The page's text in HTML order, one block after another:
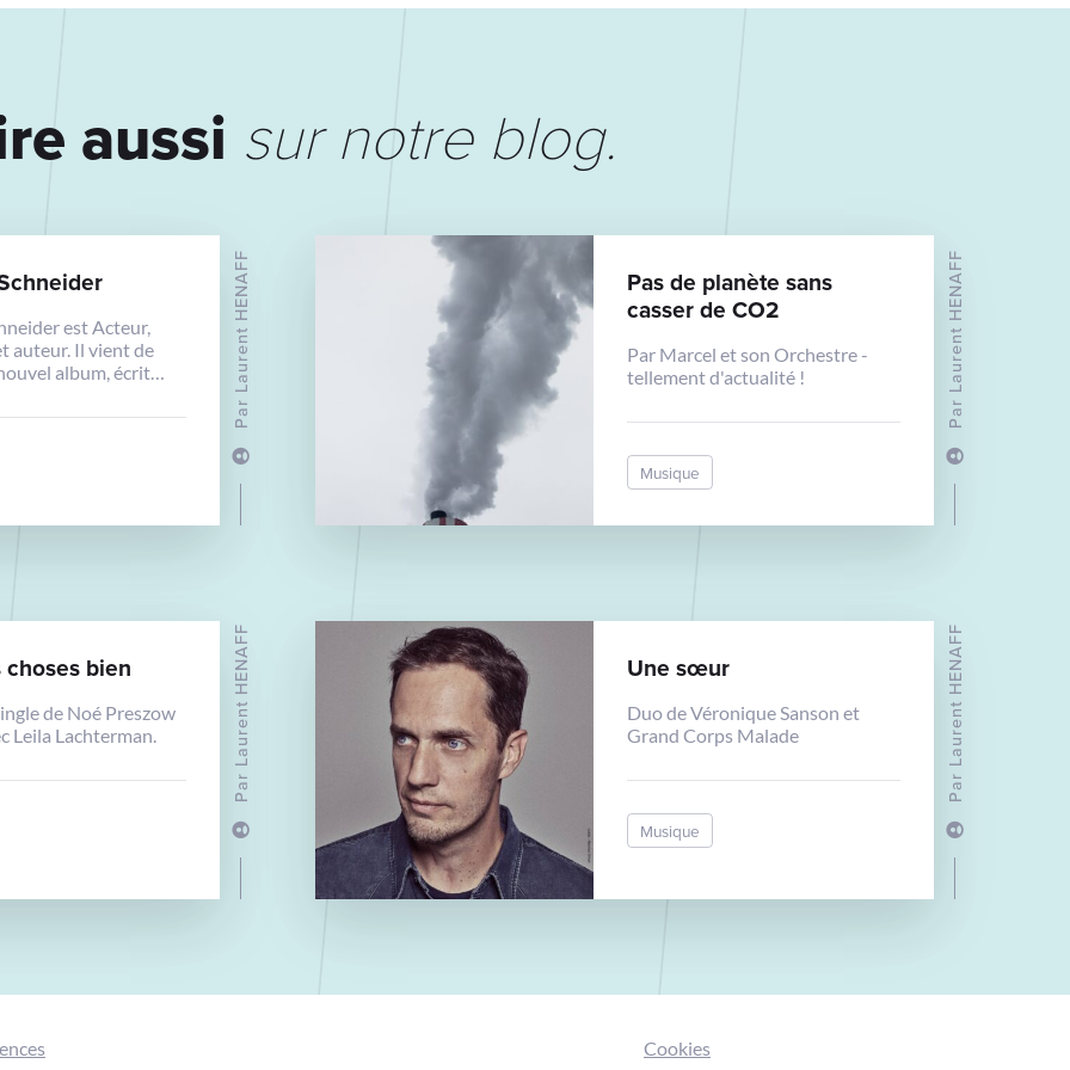
aussi sur notre blog.
Par
Laurent HENAFF
est Acteur,
auteur. Il vient de
album, écrit
Klapisch, « Salade
en français. On adore
Par
Laurent HENAFF
Pas de planète sans
casser de CO2
Par Marcel et son Orchestre -
tellement d'actualité !
Musique
Par
Laurent HENAFF
choses bien
de Noé Preszow
Leila Lachterman.
Par
Laurent HENAFF
Une sœur
Duo de Véronique Sanson et
Grand Corps Malade
Musique
Cookies